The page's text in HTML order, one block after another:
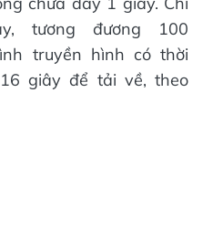
tương đương 100
truyền hình có thời
giây để tải về, theo